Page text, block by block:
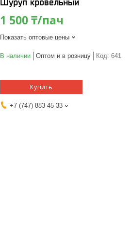
Шуруп кровельный
1 500 ₸/пач
Показать оптовые цены
В наличии Оптом и в розницу Код: 641
Купить
+7 (747) 883-45-33